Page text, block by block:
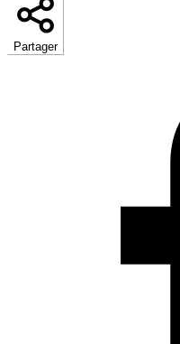
Partager